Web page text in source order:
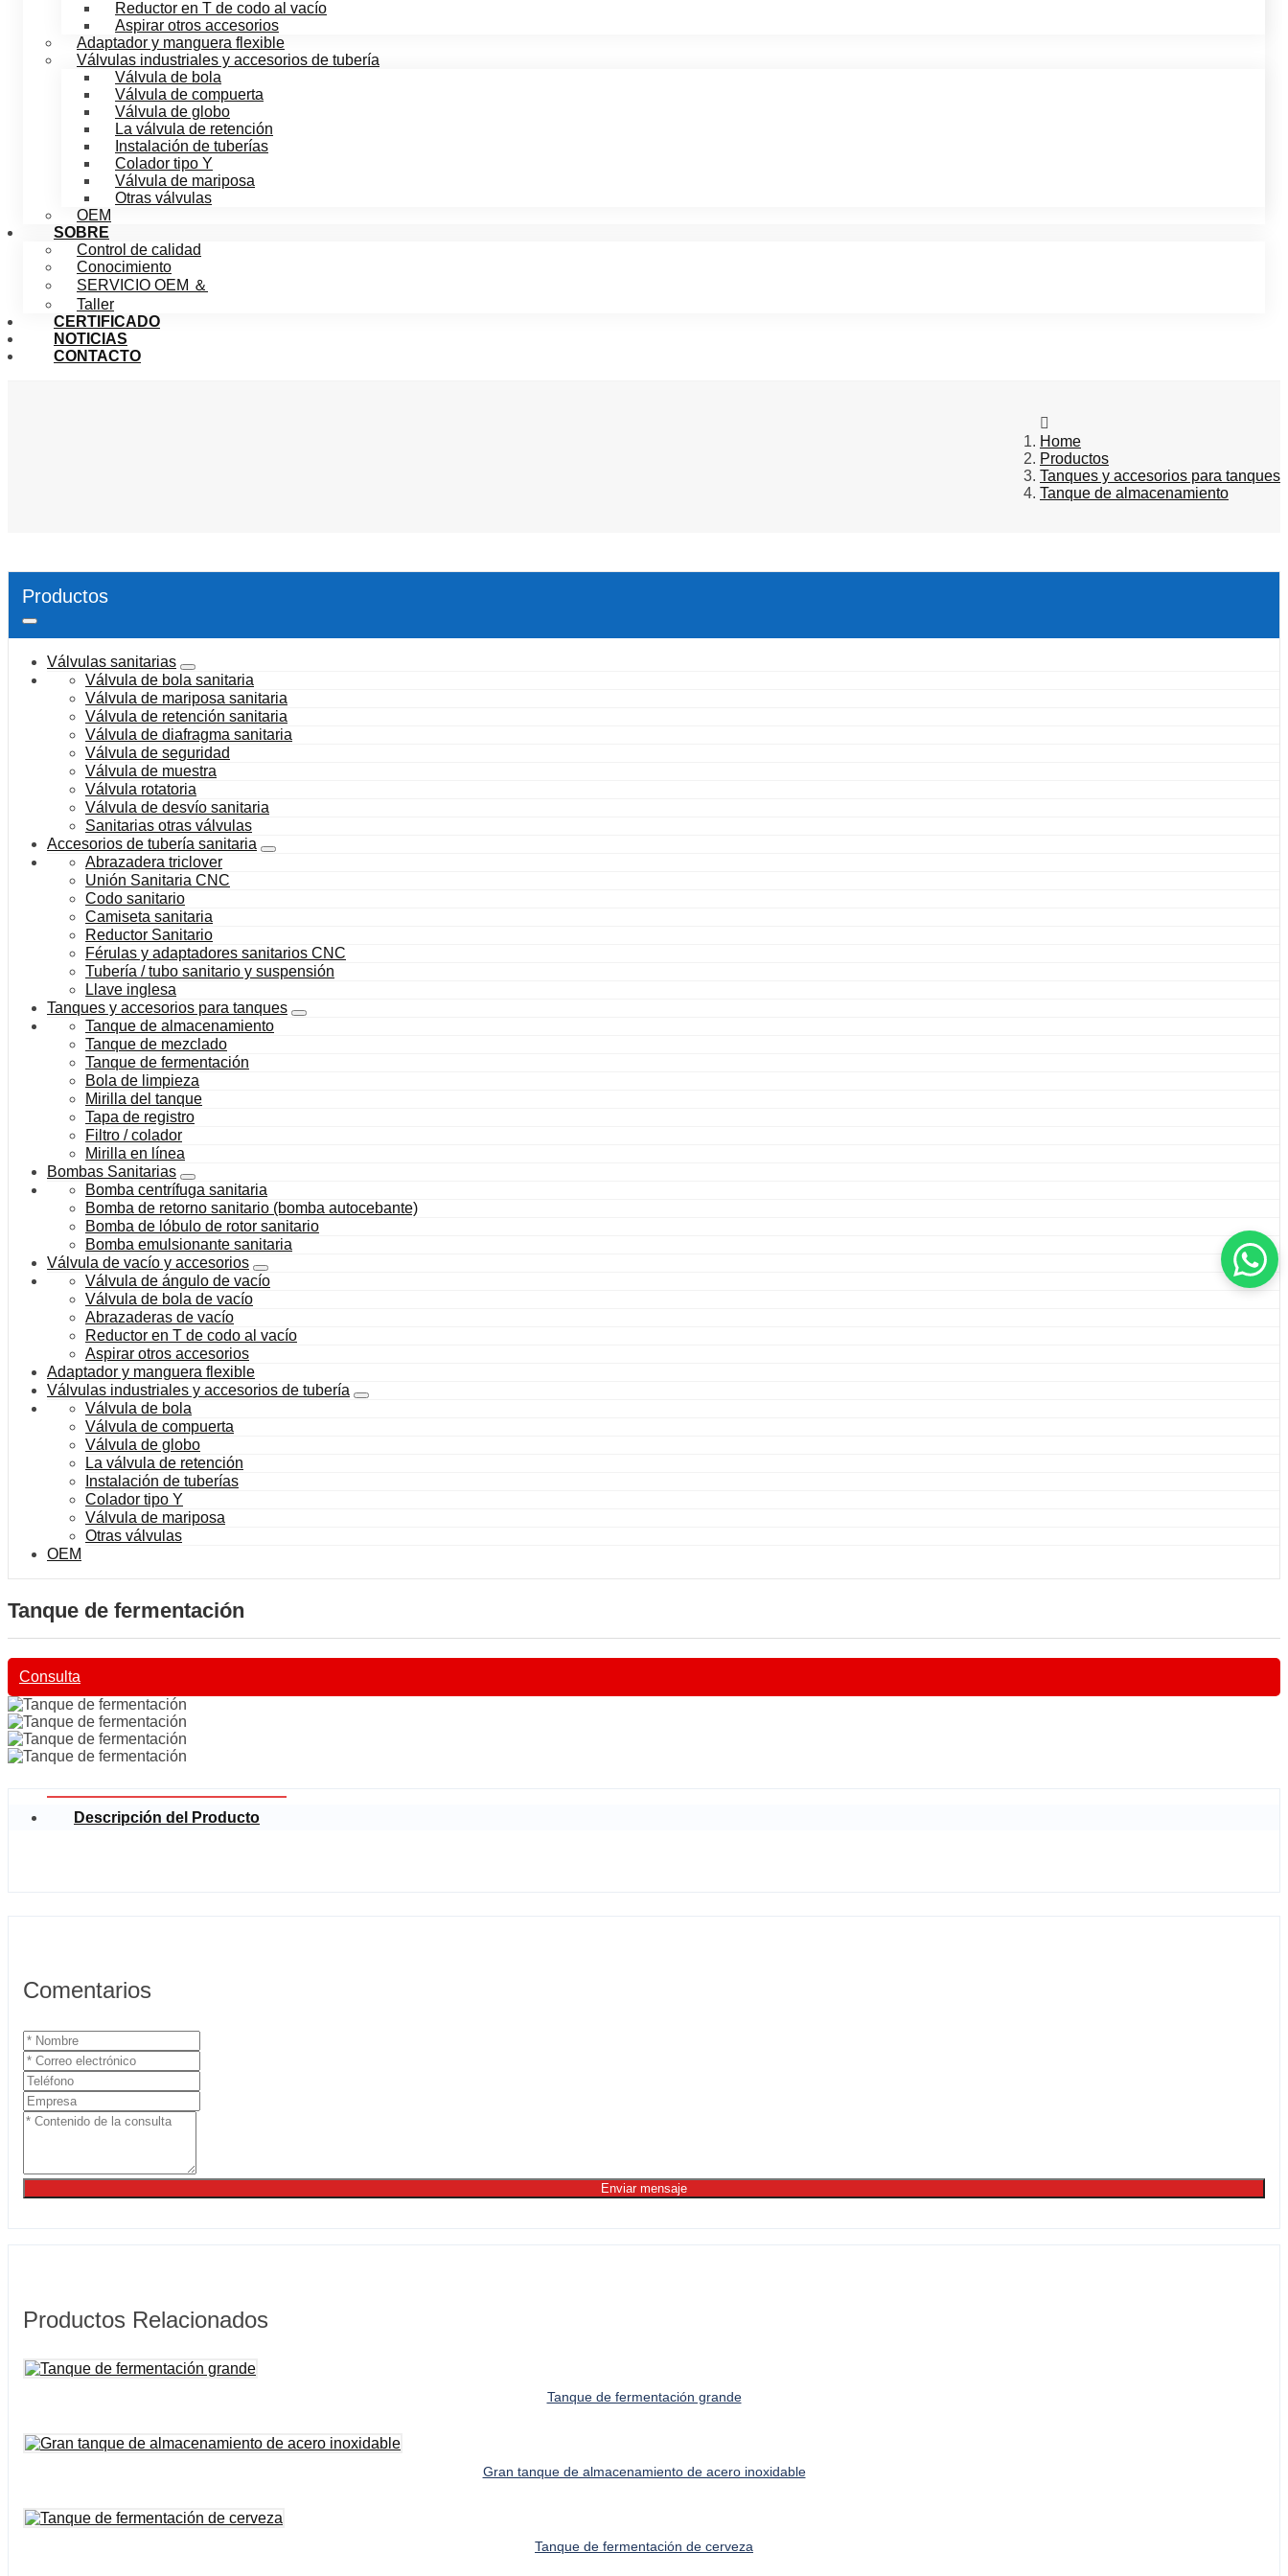
Reductor en T de codo al vacío
Aspirar otros accesorios
Adaptador y manguera flexible
Válvulas industriales y accesorios de tubería
Válvula de bola
Válvula de compuerta
Válvula de globo
La válvula de retención
Instalación de tuberías
Colador tipo Y
Válvula de mariposa
Otras válvulas
OEM
SOBRE
Control de calidad
Conocimiento
SERVICIO OEM ＆
Taller
CERTIFICADO
NOTICIAS
CONTACTO
Home
Productos
Tanques y accesorios para tanques
Tanque de almacenamiento
Productos
Válvulas sanitarias
Válvula de bola sanitaria
Válvula de mariposa sanitaria
Válvula de retención sanitaria
Válvula de diafragma sanitaria
Válvula de seguridad
Válvula de muestra
Válvula rotatoria
Válvula de desvío sanitaria
Sanitarias otras válvulas
Accesorios de tubería sanitaria
Abrazadera triclover
Unión Sanitaria CNC
Codo sanitario
Camiseta sanitaria
Reductor Sanitario
Férulas y adaptadores sanitarios CNC
Tubería / tubo sanitario y suspensión
Llave inglesa
Tanques y accesorios para tanques
Tanque de almacenamiento
Tanque de mezclado
Tanque de fermentación
Bola de limpieza
Mirilla del tanque
Tapa de registro
Filtro / colador
Mirilla en línea
Bombas Sanitarias
Bomba centrífuga sanitaria
Bomba de retorno sanitario (bomba autocebante)
Bomba de lóbulo de rotor sanitario
Bomba emulsionante sanitaria
Válvula de vacío y accesorios
Válvula de ángulo de vacío
Válvula de bola de vacío
Abrazaderas de vacío
Reductor en T de codo al vacío
Aspirar otros accesorios
Adaptador y manguera flexible
Válvulas industriales y accesorios de tubería
Válvula de bola
Válvula de compuerta
Válvula de globo
La válvula de retención
Instalación de tuberías
Colador tipo Y
Válvula de mariposa
Otras válvulas
OEM
Tanque de fermentación
Consulta
Descripción del Producto
Comentarios
Enviar mensaje
Productos Relacionados
Tanque de fermentación grande
Gran tanque de almacenamiento de acero inoxidable
Tanque de fermentación de cerveza